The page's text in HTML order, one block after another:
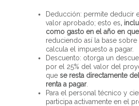
Deducción: permite deducir
valor aprobado; esto es,
como gasto en el año en
reduciendo así la base sobre
calcula el impuesto a pagar.
Descuento: otorga un
por el 25% del valor del
que se resta directamente
renta a pagar.
Para el personal técnico y
participa activamente en el